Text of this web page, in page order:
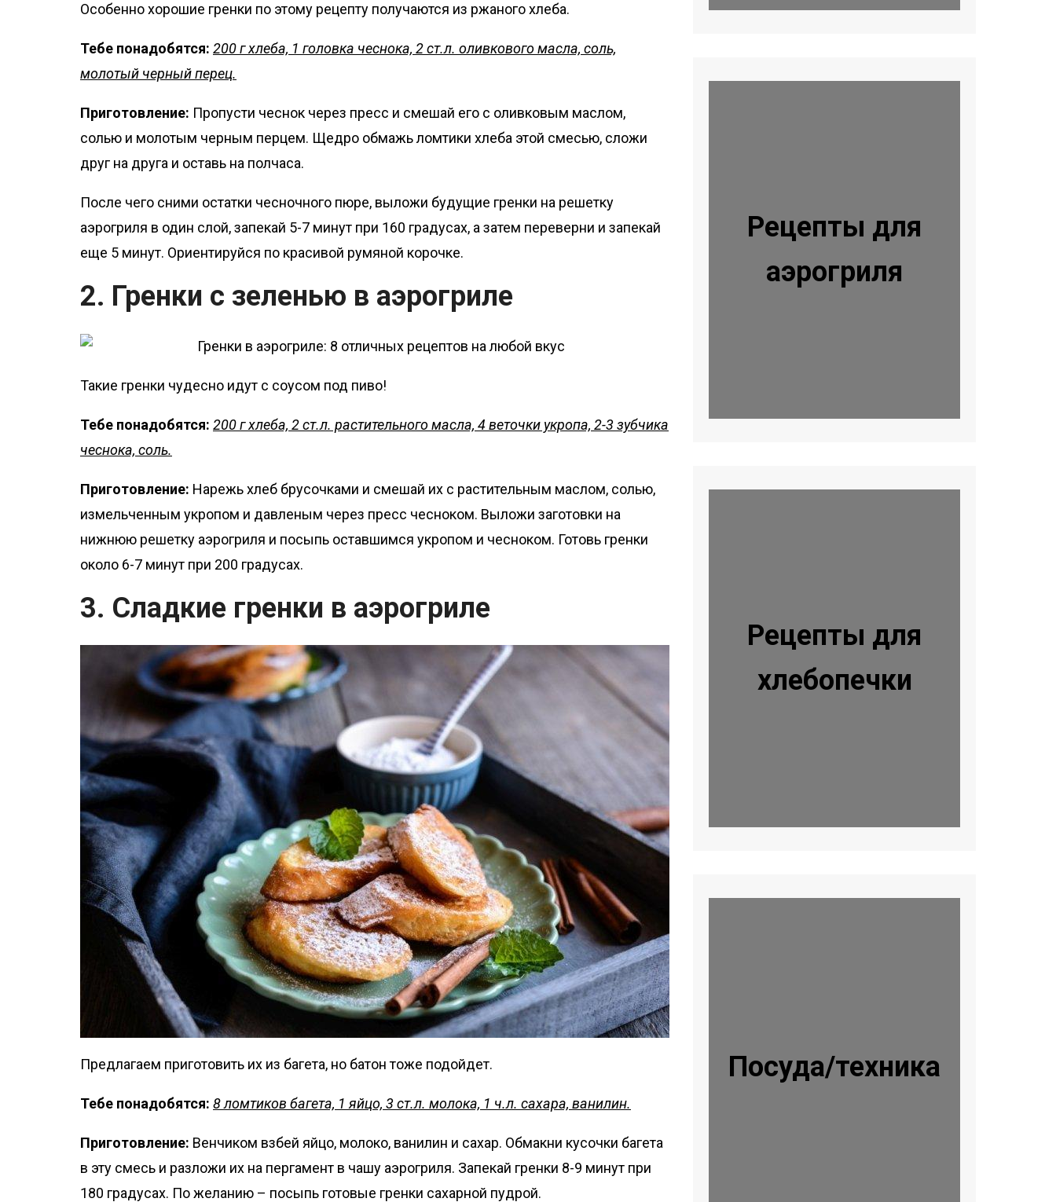
Особенно хорошие гренки по этому рецепту получаются из ржаного хлеба.
Тебе понадобятся: 200 г хлеба, 1 головка чеснока, 2 ст.л. оливкового масла, соль,
молотый черный перец.
Приготовление: Пропусти чеснок через пресс и смешай его с оливковым маслом,
солью и молотым черным перцем. Щедро обмажь ломтики хлеба этой смесью, сложи
друг на друга и оставь на полчаса.
После чего сними остатки чесночного пюре, выложи будущие гренки на решетку
аэрогриля в один слой, запекай 5-7 минут при 160 градусах, а затем переверни и запекай
еще 5 минут. Ориентируйся по красивой румяной корочке.
2. Гренки с зеленью в аэрогриле
Такие гренки чудесно идут с соусом под пиво!
Тебе понадобятся: 200 г хлеба, 2 ст.л. растительного масла, 4 веточки укропа, 2-3 зубчика
чеснока, соль.
Приготовление: Нарежь хлеб брусочками и смешай их с растительным маслом, солью,
измельченным укропом и давленым через пресс чесноком. Выложи заготовки на
нижнюю решетку аэрогриля и посыпь оставшимся укропом и чесноком. Готовь гренки
около 6-7 минут при 200 градусах.
3. Сладкие гренки в аэрогриле
Предлагаем приготовить их из багета, но батон тоже подойдет.
Тебе понадобятся: 8 ломтиков багета, 1 яйцо, 3 ст.л. молока, 1 ч.л. сахара, ванилин.
Приготовление: Венчиком взбей яйцо, молоко, ванилин и сахар. Обмакни кусочки багета
в эту смесь и разложи их на пергамент в чашу аэрогриля. Запекай гренки 8-9 минут при
180 градусах. По желанию – посыпь готовые гренки сахарной пудрой.
Рецепты для
аэрогриля
Рецепты для
хлебопечки
Посуда/техника